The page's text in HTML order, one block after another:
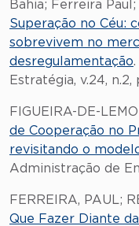
Bahia; Ferreira
Superação no Céu:
sobrevivem no
desregulamentação
Estratégia, v.24, n.2,
FIGUEIRA-DE-
de Cooperação no
revisitando o
Administração de
FERREIRA, PAUL;
Que Fazer Diante